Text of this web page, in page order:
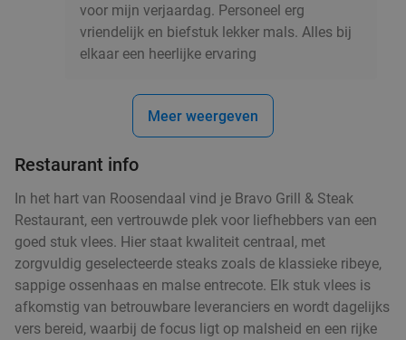
voor mijn verjaardag. Personeel erg
vriendelijk en biefstuk lekker mals. Alles bij
elkaar een heerlijke ervaring
Meer weergeven
Restaurant info
In het hart van Roosendaal vind je Bravo Grill & Steak
Restaurant, een vertrouwde plek voor liefhebbers van een
goed stuk vlees. Hier staat kwaliteit centraal, met
zorgvuldig geselecteerde steaks zoals de klassieke ribeye,
sappige ossenhaas en malse entrecote. Elk stuk vlees is
afkomstig van betrouwbare leveranciers en wordt dagelijks
vers bereid, waarbij de focus ligt op malsheid en een rijke